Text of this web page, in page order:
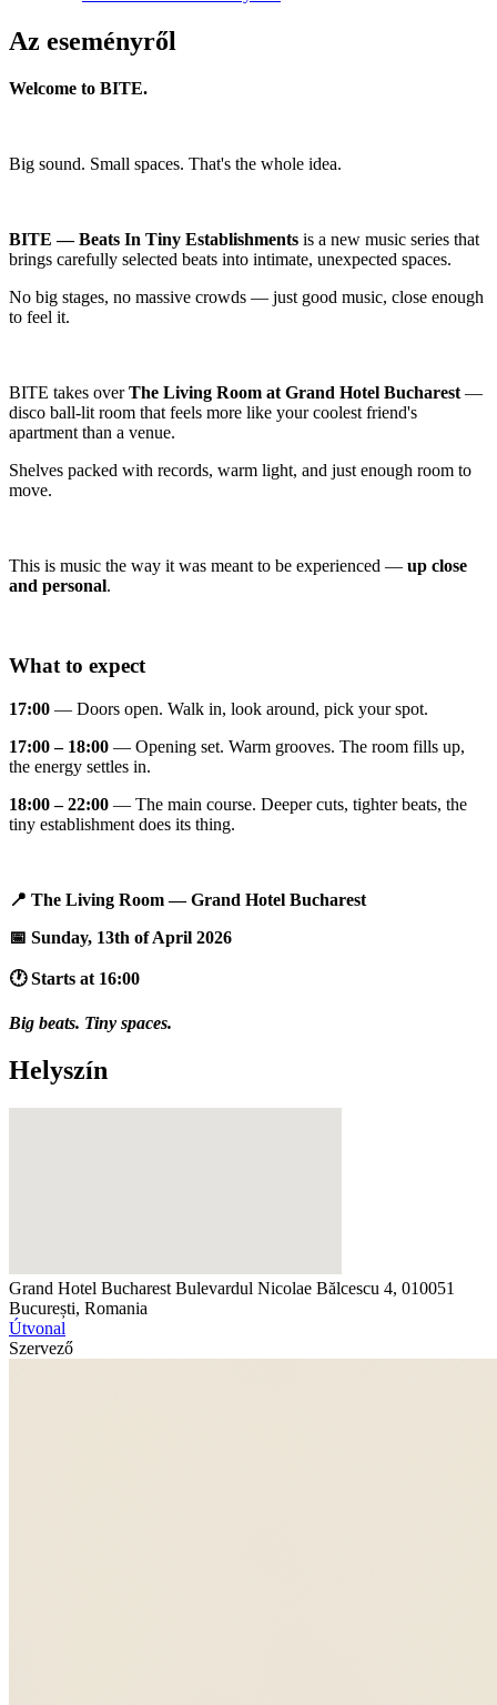
Az eseményről
Welcome to BITE.
Big sound. Small spaces. That's the whole idea.
BITE — Beats In Tiny Establishments is a new music series that
brings carefully selected beats into intimate, unexpected spaces.
No big stages, no massive crowds — just good music, close enough
to feel it.
BITE takes overThe Living Room at Grand Hotel Bucharest —
disco ball-lit room that feels more like your coolest friend's
apartment than a venue.
Shelves packed with records, warm light, and just enough room to
move.
This is music the way it was meant to be experienced — up close
and personal.
What to expect
17:00 — Doors open. Walk in, look around, pick your spot.
17:00 – 18:00 — Opening set. Warm grooves. The room fills up,
the energy settles in.
18:00 – 22:00 — The main course. Deeper cuts, tighter beats, the
tiny establishment does its thing.
📍 The Living Room — Grand Hotel Bucharest
📅 Sunday, 13th of April 2026
🕐 Starts at 16:00
Big beats. Tiny spaces.
Helyszín
Grand Hotel Bucharest Bulevardul Nicolae Bălcescu 4, 010051
București, Romania
Útvonal
Szervező